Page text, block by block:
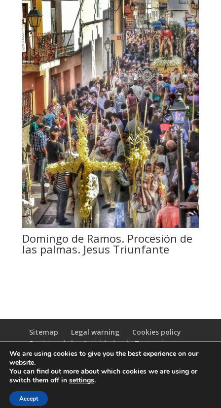
Domingo de Ramos. Procesión de
las palmas. Jesus Triunfante
Sitemap Legal warning
Cookies policy
Registro de las Actividades de Tratamiento
(RAT)
We are using cookies to give you the best experience on our
website.
You can find out more about which cookies we are using or
switch them off in settings.
Accept